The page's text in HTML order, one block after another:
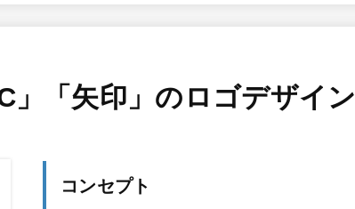
」「矢印」のロゴデザイン
コンセプト